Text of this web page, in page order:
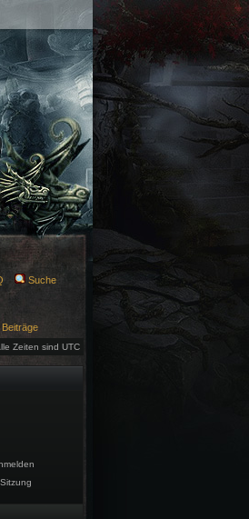
Suche
Zeiten sind UTC